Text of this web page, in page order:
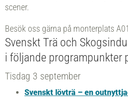
scener.
Besök oss gärna på monterplats
Svenskt Trä och
i följande programpunkter
Tisdag 3 september
Svenskt lövträ – en